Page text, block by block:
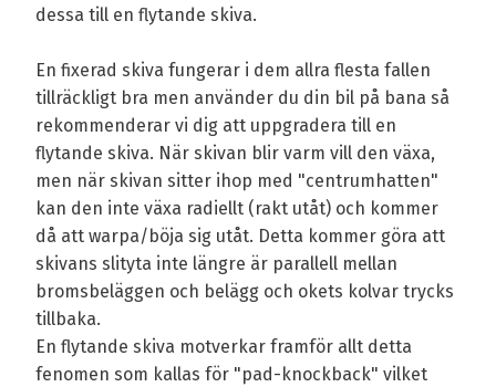
dessa till en flytande skiva.
En fixerad skiva fungerar i dem allra flesta fallen
tillräckligt bra men använder du din bil på bana så
rekommenderar vi dig att uppgradera till en
flytande skiva. När skivan blir varm vill den växa,
men när skivan sitter ihop med "centrumhatten"
kan den inte växa radiellt (rakt utåt) och kommer
då att warpa/böja sig utåt. Detta kommer göra att
skivans slityta inte längre är parallell mellan
bromsbeläggen och belägg och okets kolvar trycks
tillbaka.
En flytande skiva motverkar framför allt detta
fenomen som kallas för "pad-knockback" vilket